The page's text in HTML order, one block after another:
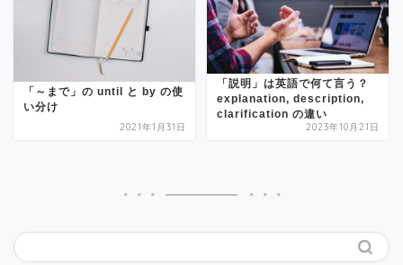
「～まで」の until と by の使
い分け
2021年1月31日
「説明」は英語で何て言う？
explanation, description,
clarification の違い
2023年10月21日